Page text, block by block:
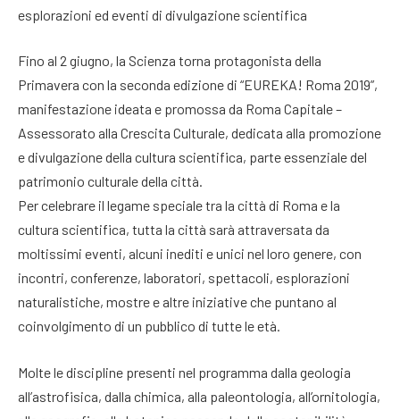
esplorazioni ed eventi di divulgazione scientifica
Fino al 2 giugno, la Scienza torna protagonista della
Primavera con la seconda edizione di “EUREKA! Roma 2019”,
manifestazione ideata e promossa da Roma Capitale –
Assessorato alla Crescita Culturale, dedicata alla promozione
e divulgazione della cultura scientifica, parte essenziale del
patrimonio culturale della città.
Per celebrare il legame speciale tra la città di Roma e la
cultura scientifica, tutta la città sarà attraversata da
moltissimi eventi, alcuni inediti e unici nel loro genere, con
incontri, conferenze, laboratori, spettacoli, esplorazioni
naturalistiche, mostre e altre iniziative che puntano al
coinvolgimento di un pubblico di tutte le età.
Molte le discipline presenti nel programma dalla geologia
all’astrofisica, dalla chimica, alla paleontologia, all’ornitologia,